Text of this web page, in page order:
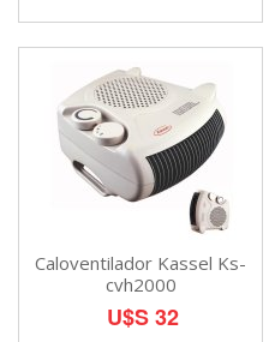
Caloventilador Kassel Ks-
cvh2000
U$S 32